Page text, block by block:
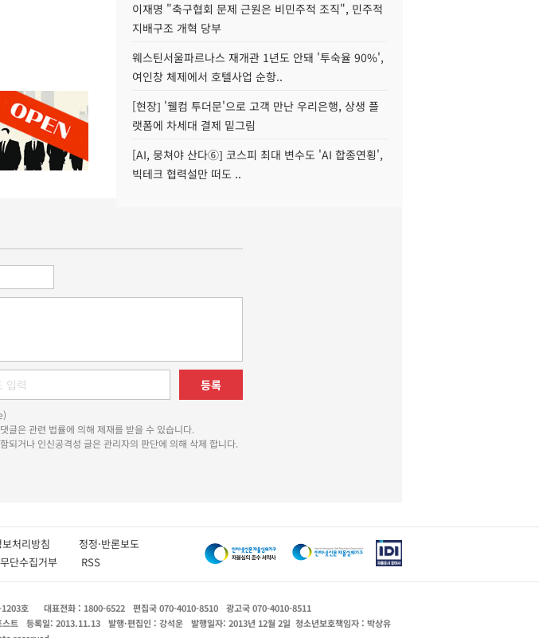
이재명 "축구협회 문제 근원은 비민주적 조직", 민주적
지배구조 개혁 당부
웨스틴서울파르나스 재개관 1년도 안돼 '투숙율 90%',
여인창 체제에서 호텔사업 순항..
[현장] '웰컴 투더문'으로 고객 만난 우리은행, 상생 플
랫폼에 차세대 결제 밑그림
[AI, 뭉쳐야 산다⑥] 코스피 최대 변수도 'AI 합종연횡',
빅테크 협력설만 떠도 ..
등록
글은 관련 법률에 의해 제재를 받을 수 있습니다.
되거나 인신공격성 글은 관리자의 판단에 의해 삭제 합니다.
보처리방침 정정·반론보도
단수집거부 RSS
호 대표전화 : 1800-6522 편집국 070-4010-8510
광고국 070-4010-8511
트 등록일: 2013.11.13 발행·편집인 : 강석운 발행일자: 2013년 12월 2일 청소년보호책임자 : 박상유